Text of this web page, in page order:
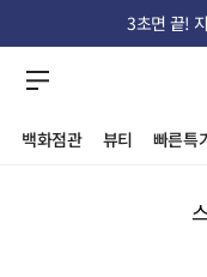
3초면 끝!
백화점관 뷰티 빠른특